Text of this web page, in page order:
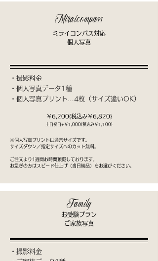
Miraicompass
ミライコンパス対応
個人写真
・撮影料金
・個人写真データ1種
​・個人写真プリント…4枚（サイズ違いOK）
￥6,200{税込み￥6,820}
​土日祝日+￥1,000{税込み￥1,100}
※個人写真プリントは通常サイズです。
サイズダウン／指定サイズへのカット無料。
​ご注文より1週間お時間頂戴しております。
お急ぎの方はスピード仕上げ（当日納品）をお選びください。
Family
お受験プラン
ご家族写真
・撮影料金